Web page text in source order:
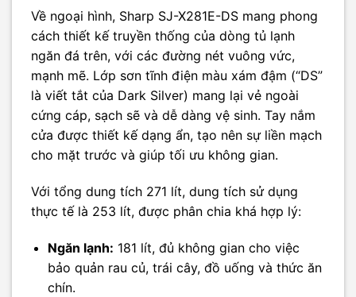
Về ngoại hình, Sharp SJ-X281E-DS mang phong
cách thiết kế truyền thống của dòng tủ lạnh
ngăn đá trên, với các đường nét vuông vức,
mạnh mẽ. Lớp sơn tĩnh điện màu xám đậm (“DS”
là viết tắt của Dark Silver) mang lại vẻ ngoài
cứng cáp, sạch sẽ và dễ dàng vệ sinh. Tay nắm
cửa được thiết kế dạng ẩn, tạo nên sự liền mạch
cho mặt trước và giúp tối ưu không gian.
Với tổng dung tích 271 lít, dung tích sử dụng
thực tế là 253 lít, được phân chia khá hợp lý:
Ngăn lạnh: 181 lít, đủ không gian cho việc
bảo quản rau củ, trái cây, đồ uống và thức ăn
chín.